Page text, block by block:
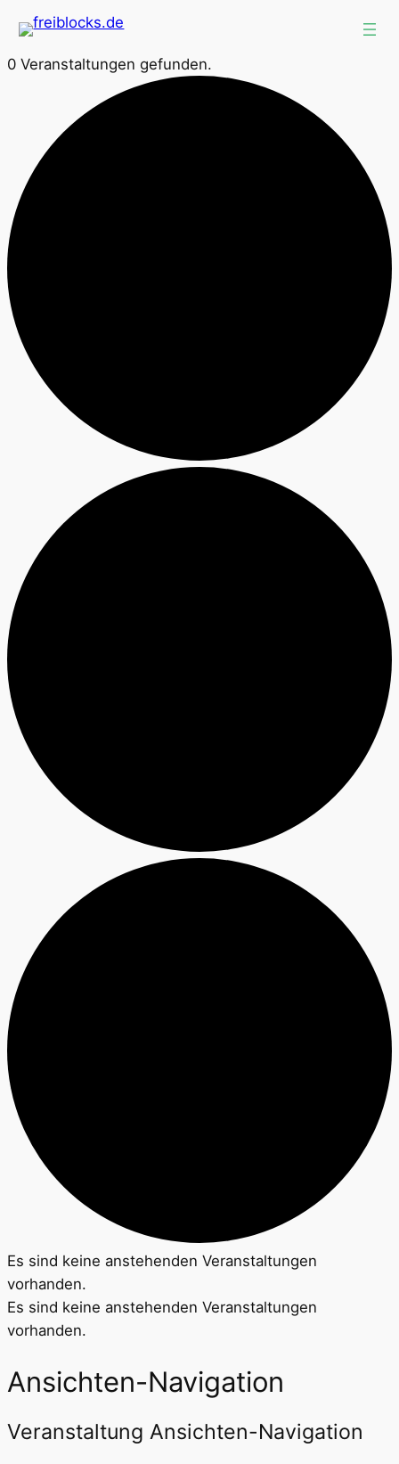
0 Veranstaltungen gefunden.
Es sind keine anstehenden Veranstaltungen
vorhanden.
Es sind keine anstehenden Veranstaltungen
vorhanden.
Ansichten-Navigation
Veranstaltung Ansichten-Navigation